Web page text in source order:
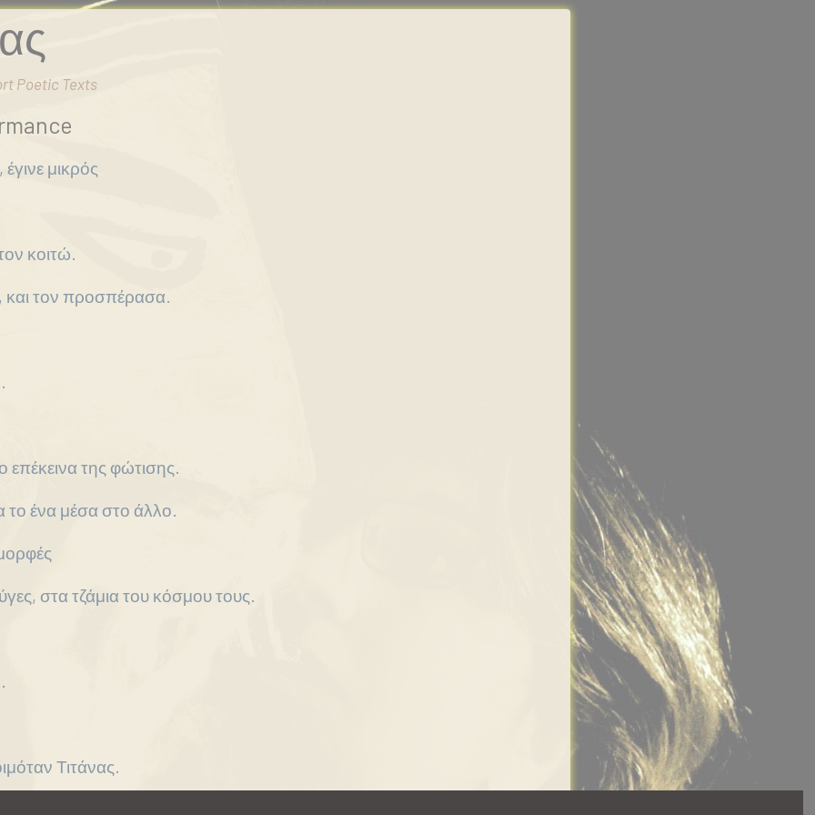
Poetic Texts
μικρός
κοιτώ.
τον προσπέρασα.
της φώτισης.
το ένα μέσα στο άλλο.
στα τζάμια του κόσμου τους.
Τιτάνας.